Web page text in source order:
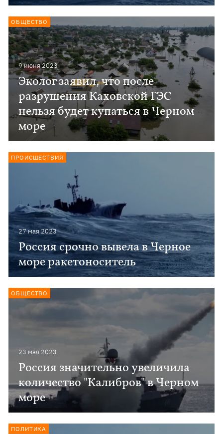
9 июня 2023
Эколог заявил, что после
разрушения Каховской ГЭС
нельзя будет купаться в Черном
море
ОБЩЕСТВО
27 мая 2023
Россия срочно вывела в Черное
море ракетоноситель
ПРОИСШЕСТВИЯ
23 мая 2023
Россия значительно увеличила
количество "Калибров" в Черном
море
ОБЩЕСТВО
ПОЛИТИКА